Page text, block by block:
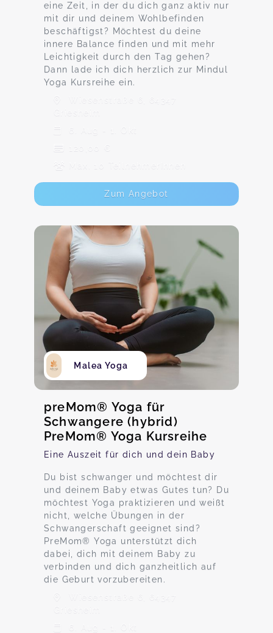
eine Zeit, in der du dich ganz aktiv nur
mit dir und deinem Wohlbefinden
beschäftigst? Möchtest du deine
innere Balance finden und mit mehr
Leichtigkeit durch den Tag gehen?
Dann lade ich dich herzlich zur Mindul
Yoga Kursreihe ein.
Wiesenstraße 6, 64347
Griesheim
6. Aug - 1. Okt
120,00 €
Max. 10 TeilnehmerInnen
Zum Angebot
Malea Yoga
preMom® Yoga für
Schwangere (hybrid)
PreMom® Yoga Kursreihe
Eine Auszeit für dich und dein Baby
Du bist schwanger und möchtest dir
und deinem Baby etwas Gutes tun? Du
möchtest Yoga praktizieren und weißt
nicht, welche Übungen in der
Schwangerschaft geeignet sind?
PreMom® Yoga unterstützt dich
dabei, dich mit deinem Baby zu
verbinden und dich ganzheitlich auf
die Geburt vorzubereiten.
Wiesenstraße 6, 64347
Griesheim
6. Aug - 1. Okt